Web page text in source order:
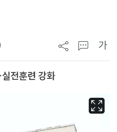
가
전훈련 강화